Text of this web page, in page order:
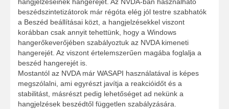
hangjelzéseinek hangerejét. Az NVDA-ban használható
beszédszintetizátorok már régóta elég jól testre szabhatók
a Beszéd beállításai közt, a hangjelzésekkel viszont
korábban csak annyit tehettünk, hogy a Windows
hangerőkeverőjében szabályoztuk az NVDA kimeneti
hangerejét. Az viszont értelemszerűen magába foglalja a
beszéd hangerejét is.
Mostantól az NVDA már WASAPI használatával is képes
megszólalni, ami egyrészt javítja a reakcióidőt és a
stabilitást, másrészt pedig lehetőséget ad nekünk a
hangjelzések beszédtől független szabályzására.